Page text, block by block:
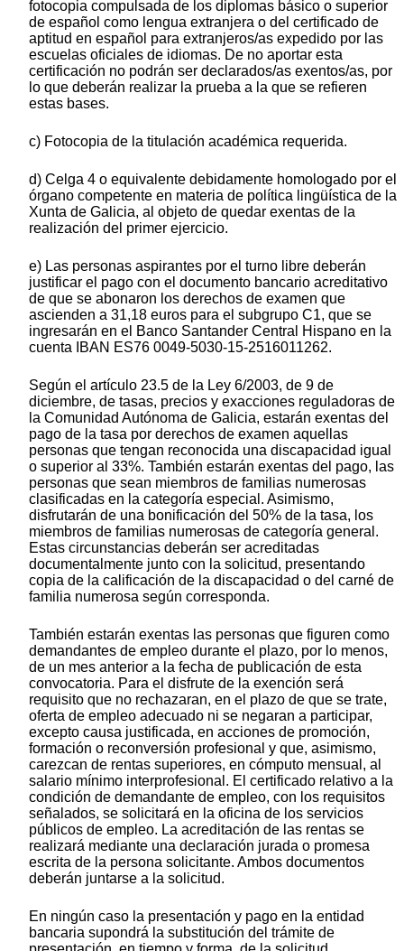
fotocopia compulsada de los diplomas básico o superior
de español como lengua extranjera o del certificado de
aptitud en español para extranjeros/as expedido por las
escuelas oficiales de idiomas. De no aportar esta
certificación no podrán ser declarados/as exentos/as, por
lo que deberán realizar la prueba a la que se refieren
estas bases.
c) Fotocopia de la titulación académica requerida.
d) Celga 4 o equivalente debidamente homologado por el
órgano competente en materia de política lingüística de la
Xunta de Galicia, al objeto de quedar exentas de la
realización del primer ejercicio.
e) Las personas aspirantes por el turno libre deberán
justificar el pago con el documento bancario acreditativo
de que se abonaron los derechos de examen que
ascienden a 31,18 euros para el subgrupo C1, que se
ingresarán en el Banco Santander Central Hispano en la
cuenta IBAN ES76 0049-5030-15-2516011262.
Según el artículo 23.5 de la Ley 6/2003, de 9 de
diciembre, de tasas, precios y exacciones reguladoras de
la Comunidad Autónoma de Galicia, estarán exentas del
pago de la tasa por derechos de examen aquellas
personas que tengan reconocida una discapacidad igual
o superior al 33%. También estarán exentas del pago, las
personas que sean miembros de familias numerosas
clasificadas en la categoría especial. Asimismo,
disfrutarán de una bonificación del 50% de la tasa, los
miembros de familias numerosas de categoría general.
Estas circunstancias deberán ser acreditadas
documentalmente junto con la solicitud, presentando
copia de la calificación de la discapacidad o del carné de
familia numerosa según corresponda.
También estarán exentas las personas que figuren como
demandantes de empleo durante el plazo, por lo menos,
de un mes anterior a la fecha de publicación de esta
convocatoria. Para el disfrute de la exención será
requisito que no rechazaran, en el plazo de que se trate,
oferta de empleo adecuado ni se negaran a participar,
excepto causa justificada, en acciones de promoción,
formación o reconversión profesional y que, asimismo,
carezcan de rentas superiores, en cómputo mensual, al
salario mínimo interprofesional. El certificado relativo a la
condición de demandante de empleo, con los requisitos
señalados, se solicitará en la oficina de los servicios
públicos de empleo. La acreditación de las rentas se
realizará mediante una declaración jurada o promesa
escrita de la persona solicitante. Ambos documentos
deberán juntarse a la solicitud.
En ningún caso la presentación y pago en la entidad
bancaria supondrá la substitución del trámite de